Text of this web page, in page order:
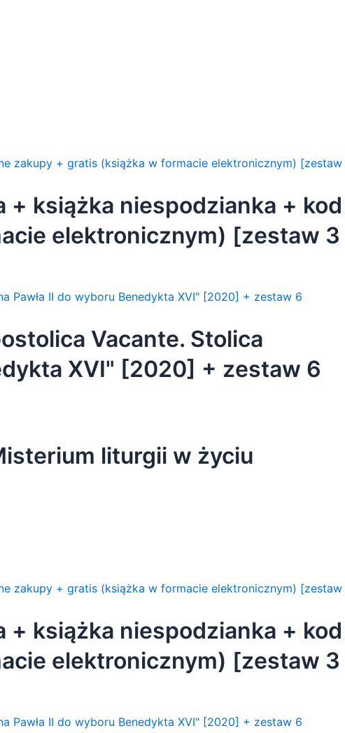
książka niespodzianka + kod
elektronicznym) [zestaw 3
Vacante. Stolica
XVI" [2020] + zestaw 6
zakupy
liturgii w życiu
książka niespodzianka + kod
elektronicznym) [zestaw 3